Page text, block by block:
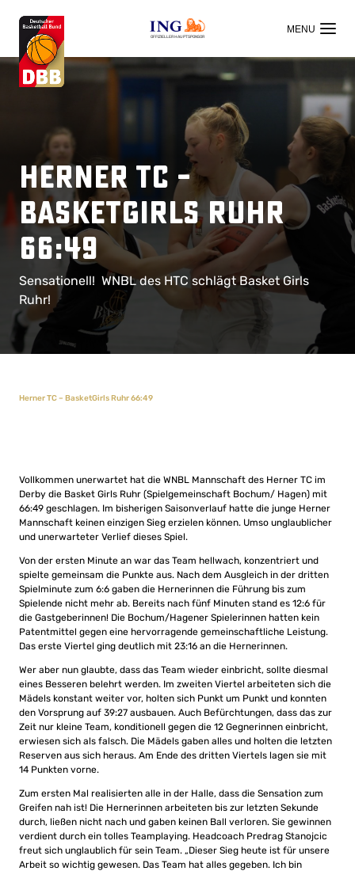
OFFIZIELLER HAUPTSPONSOR
Herner TC –
BasketGirls Ruhr
66:49
Sensationell! WNBL des HTC schlägt Basket Girls
Ruhr!
Herner TC – BasketGirls Ruhr 66:49
Vollkommen unerwartet hat die WNBL Mannschaft des Herner TC im
Derby die Basket Girls Ruhr (Spielgemeinschaft Bochum/ Hagen) mit
66:49 geschlagen. Im bisherigen Saisonverlauf hatte die junge Herner
Mannschaft keinen einzigen Sieg erzielen können. Umso unglaublicher
und unerwarteter Verlief dieses Spiel.
Von der ersten Minute an war das Team hellwach, konzentriert und
spielte gemeinsam die Punkte aus. Nach dem Ausgleich in der dritten
Spielminute zum 6:6 gaben die Hernerinnen die Führung bis zum
Spielende nicht mehr ab. Bereits nach fünf Minuten stand es 12:6 für
die Gastgeberinnen! Die Bochum/Hagener Spielerinnen hatten kein
Patentmittel gegen eine hervorragende gemeinschaftliche Leistung.
Das erste Viertel ging deutlich mit 23:16 an die Hernerinnen.
Wer aber nun glaubte, dass das Team wieder einbricht, sollte diesmal
eines Besseren belehrt werden. Im zweiten Viertel arbeiteten sich die
Mädels konstant weiter vor, holten sich Punkt um Punkt und konnten
den Vorsprung auf 39:27 ausbauen. Auch Befürchtungen, dass das zur
Zeit nur kleine Team, konditionell gegen die 12 Gegnerinnen einbricht,
erwiesen sich als falsch. Die Mädels gaben alles und holten die letzten
Reserven aus sich heraus. Am Ende des dritten Viertels lagen sie mit
14 Punkten vorne.
Zum ersten Mal realisierten alle in der Halle, dass die Sensation zum
Greifen nah ist! Die Hernerinnen arbeiteten bis zur letzten Sekunde
durch, ließen nicht nach und gaben keinen Ball verloren. Sie gewinnen
verdient durch ein tolles Teamplaying. Headcoach Predrag Stanojcic
freut sich unglaublich für sein Team. „Dieser Sieg heute ist für unsere
Arbeit so wichtig gewesen. Das Team hat alles gegeben. Ich bin